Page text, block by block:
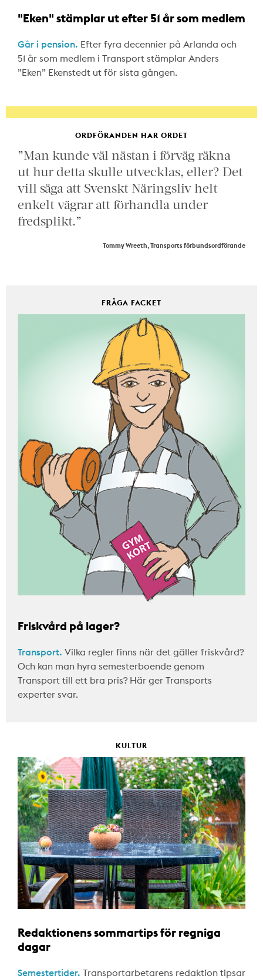
"Eken" stämplar ut efter 51 år som medlem
Går i pension. Efter fyra decennier på Arlanda och
51 år som medlem i Transport stämplar Anders
”Eken” Ekenstedt ut för sista gången.
ORDFÖRANDEN HAR ORDET
”Man kunde väl nästan i förväg räkna
ut hur detta skulle utvecklas, eller? Det
vill säga att Svenskt Näringsliv helt
enkelt vägrar att förhandla under
fredsplikt.”
Tommy Wreeth, Transports förbundsordförande
FRÅGA FACKET
Friskvård på lager?
Transport. Vilka regler finns när det gäller friskvård?
Och kan man hyra semesterboende genom
Transport till ett bra pris? Här ger Transports
experter svar.
KULTUR
Redaktionens sommartips för regniga
dagar
Semestertider. Transportarbetarens redaktion tipsar